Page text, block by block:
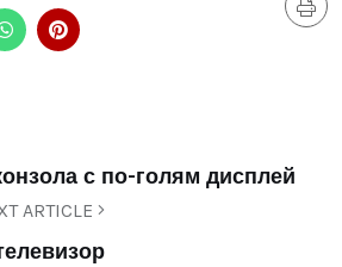
с по-голям дисплей
ARTICLE